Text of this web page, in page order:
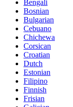
Bengali
Bosnian
Bulgarian
Cebuano
Chichewa
Corsican
Croatian
Dutch
Estonian
Filipino
Finnish
Frisian